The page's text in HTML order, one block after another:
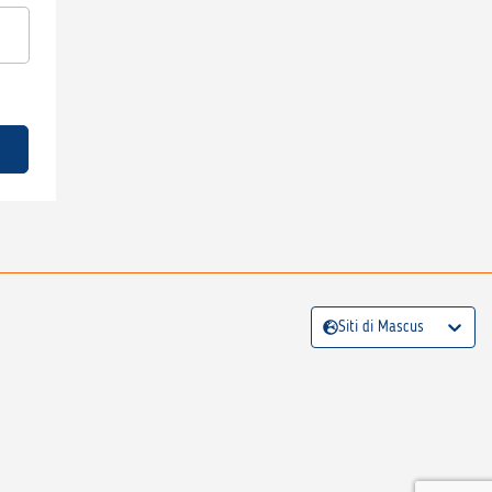
Siti di Mascus